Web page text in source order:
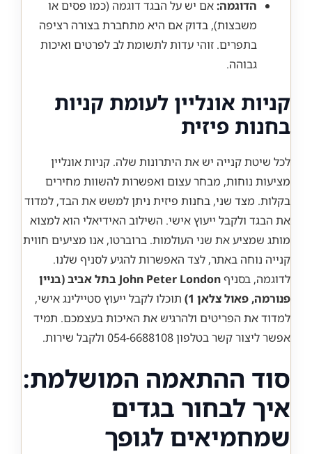
הדוגמה: אם יש על הבגד דוגמה (כמו פסים או
משבצות), בדוק אם היא מתחברת בצורה רציפה
בתפרים. זוהי עדות לתשומת לב לפרטים ואיכות
גבוהה.
קניות אונליין לעומת קניות
בחנות פיזית
לכל שיטת קנייה יש את היתרונות שלה. קניות אונליין
מציעות נוחות, מבחר עצום ואפשרות להשוות מחירים
בקלות. מצד שני, בחנות פיזית ניתן למשש את הבד, למדוד
את הבגד ולקבל ייעוץ אישי. השילוב האידיאלי הוא למצוא
מותג שמציע את שני העולמות. ברוברטו, אנו מציעים חווית
קנייה נוחה באתר, לצד האפשרות להגיע לסניף שלנו.
לדוגמה, בסניף
John Peter London בתל אביב (בניין
פנורמה, פאול צלאן 1)
תוכלו לקבל ייעוץ סטיילינג אישי,
למדוד את הפריטים ולהרגיש את האיכות בעצמכם. תמיד
אפשר ליצור קשר בטלפון 054-6688108 ולקבל שירות.
סוד ההתאמה המושלמת:
איך לבחור בגדים
שמחמיאים לגופך